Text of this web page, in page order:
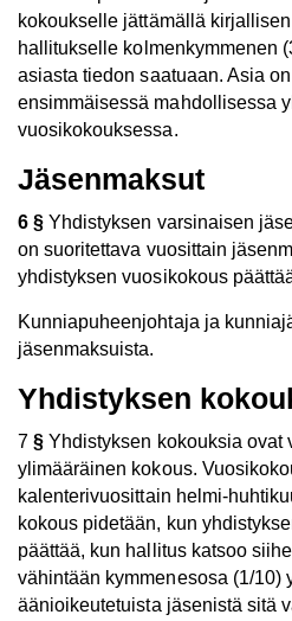
kokoukselle jättämällä
hallitukselle kolmenkymmenen
asiasta tiedon saatuaan. Asia
ensimmäisessä mahdollisessa
vuosikokouksessa.
Jäsenmaksut
6 §Yhdistyksen varsinaisen
on suoritettava vuosittain
yhdistyksen vuosikokous
Kunniapuheenjohtaja ja
jäsenmaksuista.
Yhdistyksen
7 §Yhdistyksen kokouksia ovat
ylimääräinen kokous.
kalenterivuosittain helmi-
kokous pidetään, kun
päättää, kun hallitus katsoo
vähintään kymmenesosa (1/10)
äänioikeutetuista jäsenistä sitä